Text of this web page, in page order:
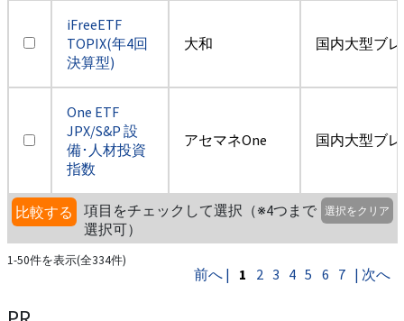
iFreeETF
TOPIX(年4回
決算型)
大和 国内大型ブ
One ETF
JPX/S&P 設
備･人材投資
指数
アセマネOne 国内大型ブ
比較する
項目をチェックして選択（※4つまで
選択可）
選択をクリア
1-50件を表示(全334件)
前へ | 1 2 3 4 5 6 7 | 次へ